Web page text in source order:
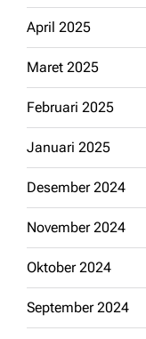
April 2025
Maret 2025
Februari 2025
Januari 2025
Desember 2024
November 2024
Oktober 2024
September 2024